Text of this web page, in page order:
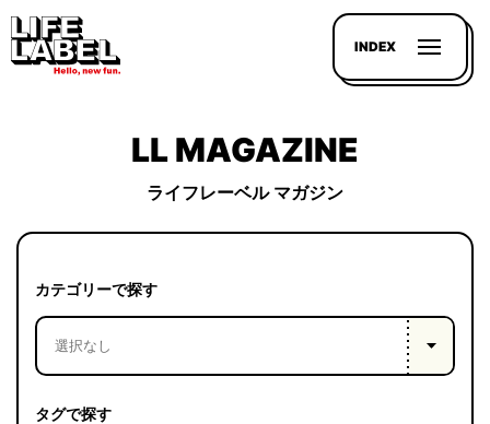
INDEX
LL MAGAZINE
ライフレーベル マガジン
カテゴリーで探す
タグで探す